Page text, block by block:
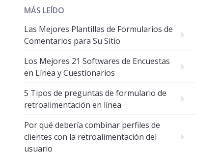
MÁS LEÍDO
Las Mejores Plantillas de Formularios de
Comentarios para Su Sitio
Los Mejores 21 Softwares de Encuestas
en Línea y Cuestionarios
5 Tipos de preguntas de formulario de
retroalimentación en línea
Por qué debería combinar perfiles de
clientes con la retroalimentación del
usuario